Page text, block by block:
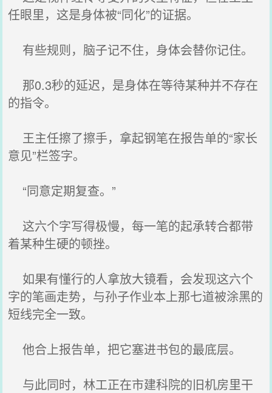
任眼里，这是身体被“同化”的证据。
有些规则，脑子记不住，身体会替你记住。
那0.3秒的延迟，是身体在等待某种并不存在
的指令。
王主任擦了擦手，拿起钢笔在报告单的“家长
意见”栏签字。
“同意定期复查。”
这六个字写得极慢，每一笔的起承转合都带
着某种生硬的顿挫。
如果有懂行的人拿放大镜看，会发现这六个
字的笔画走势，与孙子作业本上那七道被涂黑的
短线完全一致。
他合上报告单，把它塞进书包的最底层。
与此同时，林工正在市建科院的旧机房里干